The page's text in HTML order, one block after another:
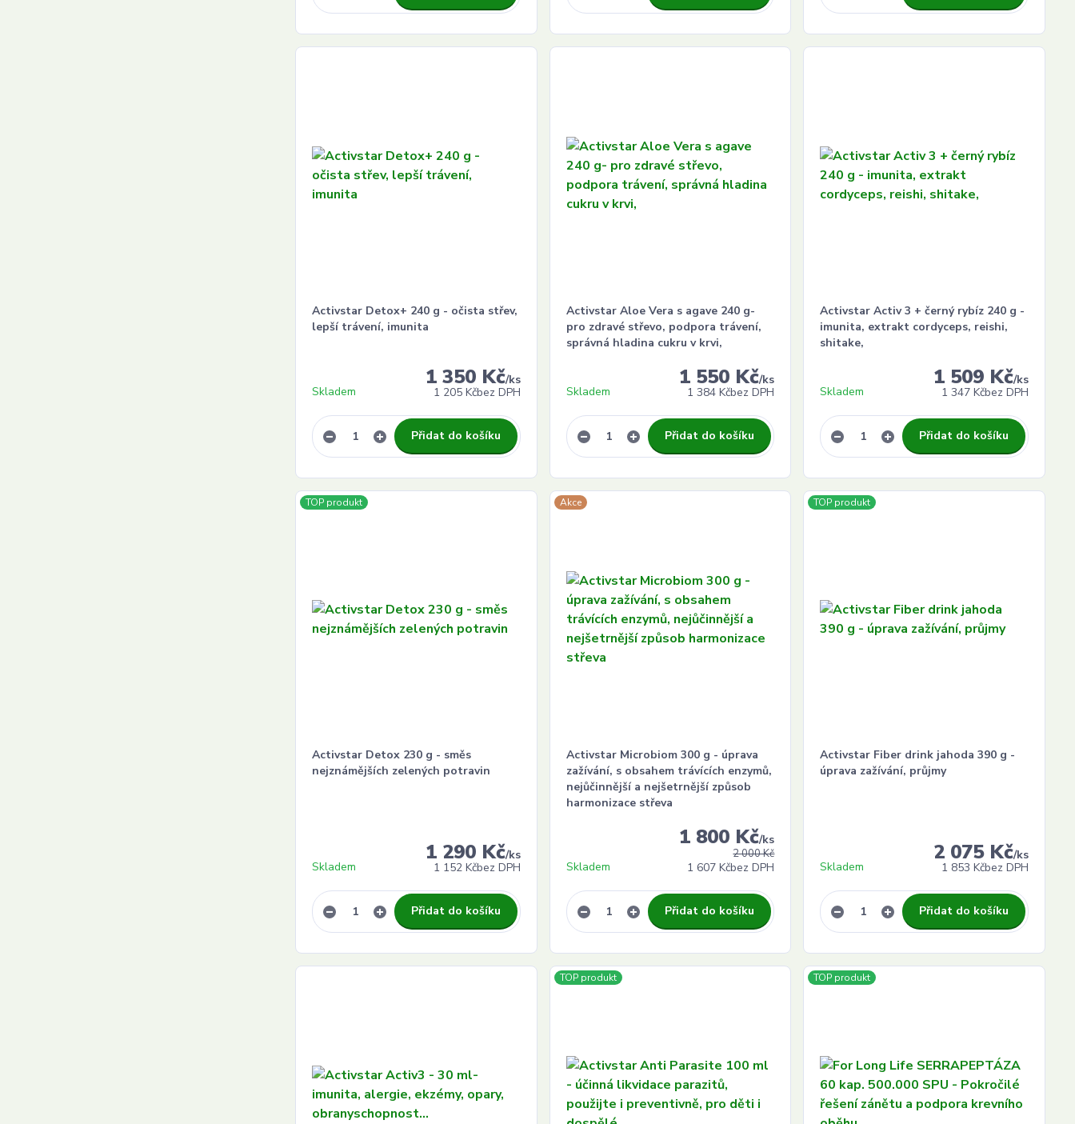
Activstar Detox+ 240 g - očista střev,
lepší trávení, imunita
1 350 Kč/ks
1 205 Kčbez DPH
Skladem
Přidat do košíku
Activstar Aloe Vera s agave 240 g-
pro zdravé střevo, podpora trávení,
správná hladina cukru v krvi,
1 550 Kč/ks
1 384 Kčbez DPH
Skladem
Přidat do košíku
Activstar Activ 3 + černý rybíz 240 g -
imunita, extrakt cordyceps, reishi,
shitake,
1 509 Kč/ks
1 347 Kčbez DPH
Skladem
Přidat do košíku
TOP produkt
Activstar Detox 230 g - směs
nejznámějších zelených potravin
1 290 Kč/ks
1 152 Kčbez DPH
Skladem
Přidat do košíku
Akce
Activstar Microbiom 300 g - úprava
zažívání, s obsahem trávících enzymů,
nejůčinnější a nejšetrnější způsob
harmonizace střeva
2 000 Kč
1 800 Kč/ks
1 607 Kčbez DPH
Skladem
Přidat do košíku
TOP produkt
Activstar Fiber drink jahoda 390 g -
úprava zažívání, průjmy
2 075 Kč/ks
1 853 Kčbez DPH
Skladem
Přidat do košíku
TOP produkt TOP produkt